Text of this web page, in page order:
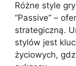
Różne style gry
“Passive” –
strategiczną.
stylów jest
życiowych,